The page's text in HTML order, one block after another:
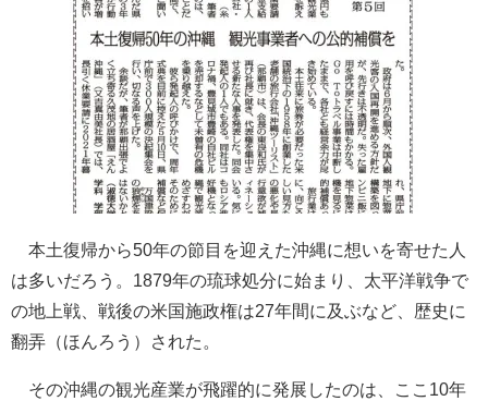
本土復帰から50年の節目を迎えた沖縄に想いを寄せた人
は多いだろう。1879年の琉球処分に始まり、太平洋戦争で
の地上戦、戦後の米国施政権は27年間に及ぶなど、歴史に
翻弄（ほんろう）された。
その沖縄の観光産業が飛躍的に発展したのは、ここ10年